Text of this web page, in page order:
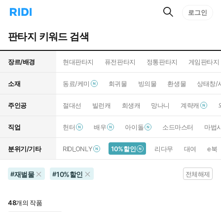
리
으
로
이
동
턴
트
검
색
검
로그인
판타지 키워드 검색
장르/배경 현대판타지 퓨전판타지 정통판타지 게임판타지
소재 동료/케미 회귀물 빙의물 환생물 상태창/
주인공 절대선 빌런캐 희생캐 망나니 계략캐
직업 헌터 배우 아이돌 소드마스터 마법
분위기/기타 RIDI_ONLY 10%할인 리다무 대여 e북
#재벌물 #10%할인 전체해제
48개의 작품